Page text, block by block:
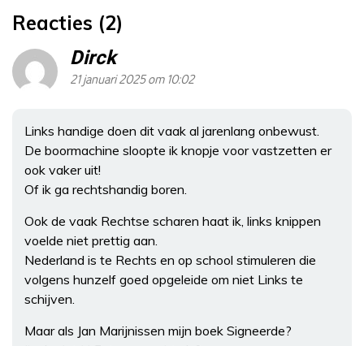
Reacties (2)
Dirck
21 januari 2025 om 10:02
Links handige doen dit vaak al jarenlang onbewust.
De boormachine sloopte ik knopje voor vastzetten er
ook vaker uit!
Of ik ga rechtshandig boren.
Ook de vaak Rechtse scharen haat ik, links knippen
voelde niet prettig aan.
Nederland is te Rechts en op school stimuleren die
volgens hunzelf goed opgeleide om niet Links te
schijven.
Maar als Jan Marijnissen mijn boek Signeerde?